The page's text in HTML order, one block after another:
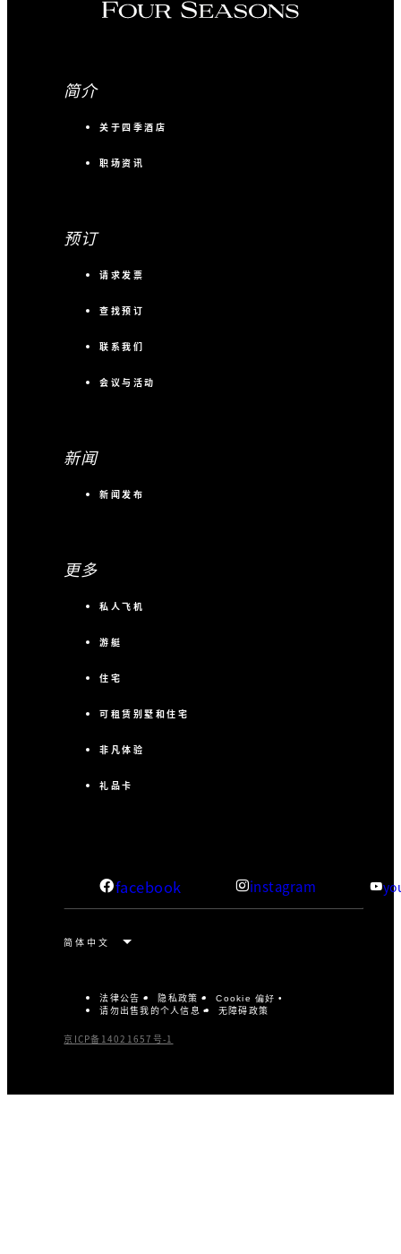
简介
关于四季酒店
职场资讯
预订
请求发票
查找预订
联系我们
会议与活动
新闻
新闻发布
更多
私人飞机
游艇
住宅
可租赁别墅和住宅
非凡体验
礼品卡
facebook instagram
法律公告 隐私政策 Cookie 偏好
请勿出售我的个人信息 无障碍政策
京ICP备14021657号-1